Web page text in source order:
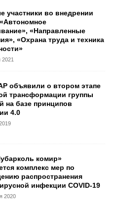
участники во внедрении
«Направленные
«Охрана труда и техника
2021
объявили о втором этапе
трансформации группы
на базе принципов
4.0
комир»
комплекс мер по
распространения
инфекции COVID-19
2020